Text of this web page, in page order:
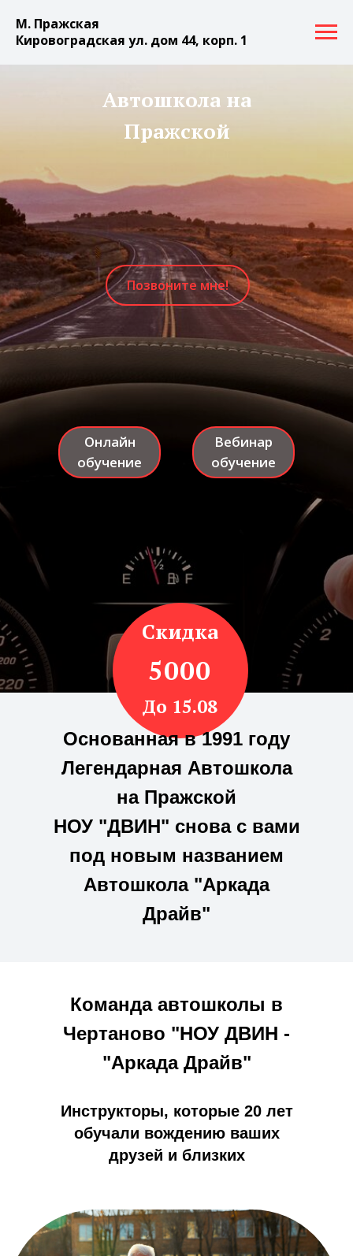
М. Пражская
Кировоградская ул. дом 44, корп. 1
Позвоните мне!
Вебинар
обучение
Онлайн
обучение
Автошкола на
Пражской
5000
Скидка
До 15.08
Основанная в 1991 году
Легендарная Автошкола
на Пражской
НОУ "ДВИН" снова с вами
под новым названием
Автошкола "Аркада
Драйв"
Команда автошколы в
Чертаново "НОУ ДВИН -
"Аркада Драйв"
Инструкторы, которые 20 лет
обучали вождению ваших
друзей и близких